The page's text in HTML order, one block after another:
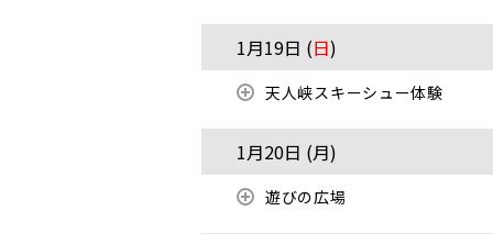
1月19日 (日)
天人峡スキーシュー体験
1月20日 (月)
遊びの広場